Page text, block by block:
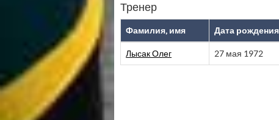
Тренер
Фамилия, имя Дата рождения
Лысак Олег 27 мая 1972